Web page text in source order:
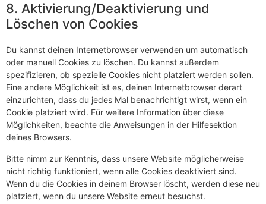
8. Aktivierung/Deaktivierung und
Löschen von Cookies
Du kannst deinen Internetbrowser verwenden um automatisch
oder manuell Cookies zu löschen. Du kannst außerdem
spezifizieren, ob spezielle Cookies nicht platziert werden sollen.
Eine andere Möglichkeit ist es, deinen Internetbrowser derart
einzurichten, dass du jedes Mal benachrichtigt wirst, wenn ein
Cookie platziert wird. Für weitere Information über diese
Möglichkeiten, beachte die Anweisungen in der Hilfesektion
deines Browsers.
Bitte nimm zur Kenntnis, dass unsere Website möglicherweise
nicht richtig funktioniert, wenn alle Cookies deaktiviert sind.
Wenn du die Cookies in deinem Browser löscht, werden diese neu
platziert, wenn du unsere Website erneut besuchst.